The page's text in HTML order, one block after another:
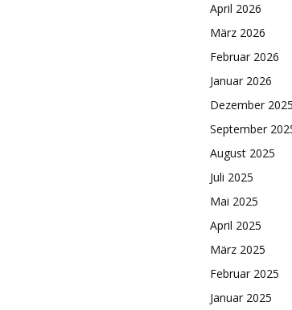
April 2026
März 2026
Februar 2026
Januar 2026
Dezember 2025
September
August 2025
Juli 2025
Mai 2025
April 2025
März 2025
Februar 2025
Januar 2025